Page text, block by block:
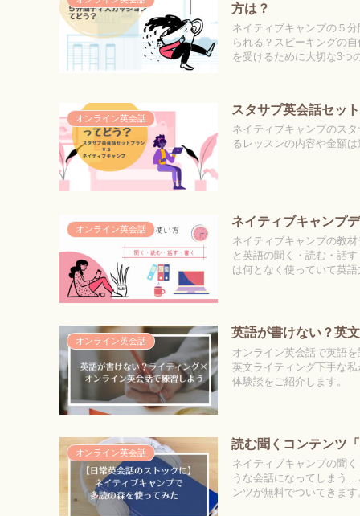
方は？
ネイティブキャンプの５
られる？スピーキングの
を受けるために大切な3つ
オンライン英会話
スタサプ英会話セッ
ネイティブキャンプのス
るレッスンの内容や金額
オンライン英会話
ネイティブキャンプ
ネイティブキャンプの教
と英語の聞く・読む・話
は何となく使っていて英
オンライン英会話
英語が書けない？英
オンライン英会話で英語
英文ライティング下手な
体験談をご紹介します。
オンライン英会話
読む聞くコンテンツ
ネイティブキャンプの聞
うな会話になってしまう…
ンツが無料でついてきま